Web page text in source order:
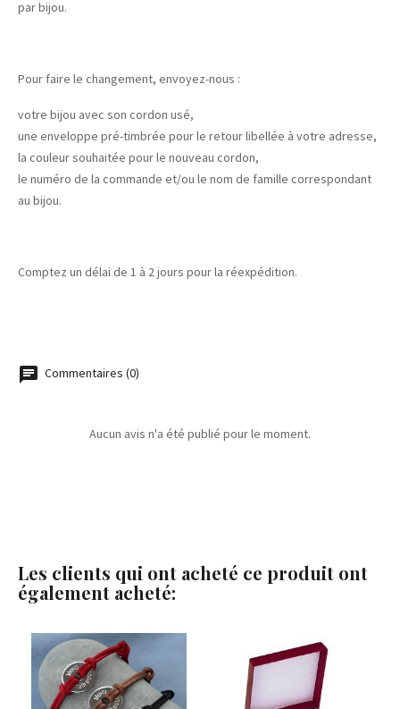
par bijou.
Pour faire le changement, envoyez-nous :
votre bijou avec son cordon usé,
une enveloppe pré-timbrée pour le retour libellée à votre adresse,
la couleur souhaitée pour le nouveau cordon,
le numéro de la commande et/ou le nom de famille correspondant
au bijou.
Comptez un délai de 1 à 2 jours pour la réexpédition.
Commentaires (0)
Aucun avis n'a été publié pour le moment.
Les clients qui ont acheté ce produit ont
également acheté: